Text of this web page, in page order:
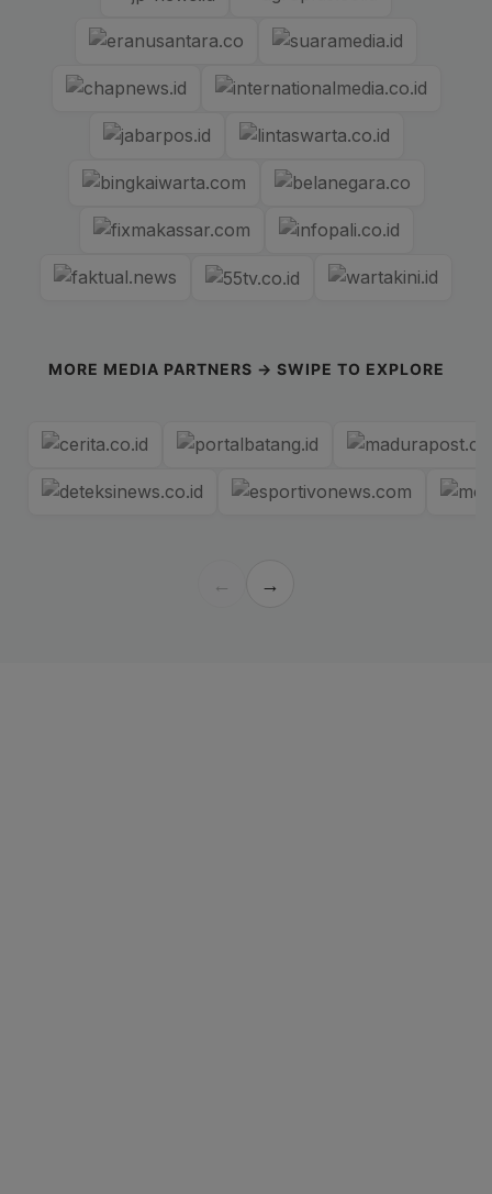
MORE MEDIA PARTNERS → SWIPE TO EXPLORE
← →